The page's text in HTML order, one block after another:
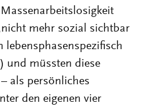
mehr sozial sichtbar
lebensphasenspezifisch
und müssten diese
als persönliches
den eigenen vier